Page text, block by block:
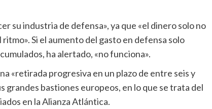
Si el aumento del gasto en defensa solo
ha alertado, «no funciona».
grandes bastiones europeos, en lo que se trata del
en la Alianza Atlántica.